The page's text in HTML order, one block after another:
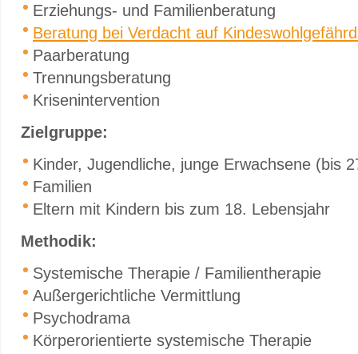
Erziehungs- und Familienberatung
Beratung bei Verdacht auf
Paarberatung
Trennungsberatung
Krisenintervention
Zielgruppe:
Kinder, Jugendliche, junge Erwachsene (bis
Familien
Eltern mit Kindern bis zum 18. Lebensjahr
Methodik:
Systemische Therapie / Familientherapie
Außergerichtliche Vermittlung
Psychodrama
Körperorientierte systemische Therapie